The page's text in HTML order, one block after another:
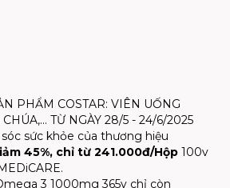
PHẨM COSTAR: VIÊN UỐNG
TỪ NGÀY 28/5 - 24/6/2025
sức khỏe của thương hiệu
45%, chỉ từ 241.000đ/Hộp 100v
3 1000mg 365v chỉ còn